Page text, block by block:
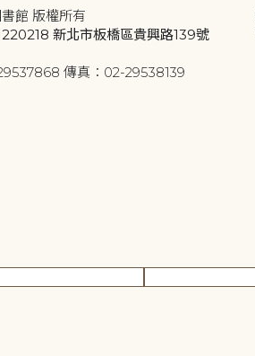
館 版權所有
新北市板橋區貴興路139號
傳真：02-29538139